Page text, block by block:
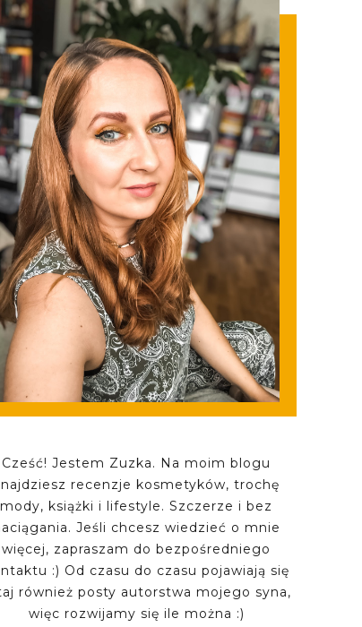
Cześć! Jestem Zuzka. Na moim blogu
recenzje kosmetyków, trochę
mody, książki i lifestyle. Szczerze i bez
Jeśli chcesz wiedzieć o mnie
więcej, zapraszam do bezpośredniego
:) Od czasu do czasu pojawiają się
również posty autorstwa mojego syna,
więc rozwijamy się ile można :)